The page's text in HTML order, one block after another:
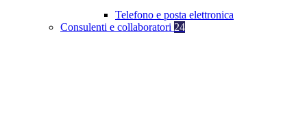
Telefono e posta elettronica
Consulenti e collaboratori 24